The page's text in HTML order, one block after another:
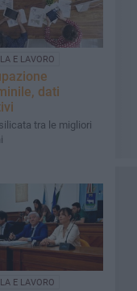
E LAVORO
dati
tra le migliori
E LAVORO